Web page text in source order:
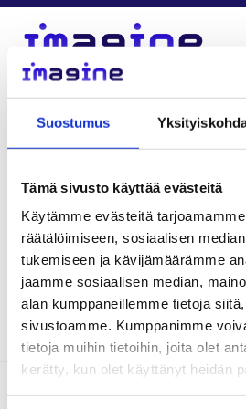
Suostumus
Tämä sivusto käyttää evästeitä
Käytämme evästeitä
räätälöimiseen, sosiaalisen
tukemiseen ja kävijämäärämme
jaamme sosiaalisen median,
alan kumppaneillemme tietoja
sivustoamme. Kumppanimme
tietoja muihin tietoihin, joita olet
kerätty, kun olet käyttänyt heidän
professori, Itä-
Kirjoittajan blogeja